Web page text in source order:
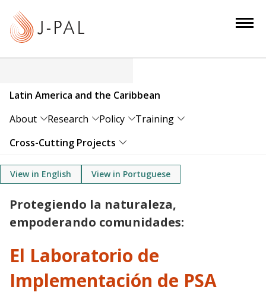
c
Latin America and the Caribbean
About
Research Policy
Training
Cross-Cutting Projects
View in English View in Portuguese
Protegiendo la naturaleza,
empoderando comunidades:
El Laboratorio de
Implementación de PSA